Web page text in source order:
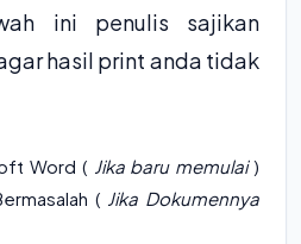
ini penulis sajikan
hasil print anda tidak
Word ( Jika baru memulai)
( Jika Dokumennya